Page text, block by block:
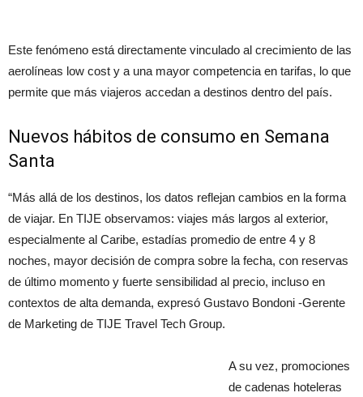
Este fenómeno está directamente vinculado al crecimiento de las
aerolíneas low cost y a una mayor competencia en tarifas, lo que
permite que más viajeros accedan a destinos dentro del país.
Nuevos hábitos de consumo en Semana
Santa
“Más allá de los destinos, los datos reflejan cambios en la forma
de viajar. En TIJE observamos: viajes más largos al exterior,
especialmente al Caribe, estadías promedio de entre 4 y 8
noches, mayor decisión de compra sobre la fecha, con reservas
de último momento y fuerte sensibilidad al precio, incluso en
contextos de alta demanda, expresó Gustavo Bondoni -Gerente
de Marketing de TIJE Travel Tech Group.
A su vez, promociones
de cadenas hoteleras